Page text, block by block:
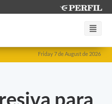
Friday 7 de August de 2026
para